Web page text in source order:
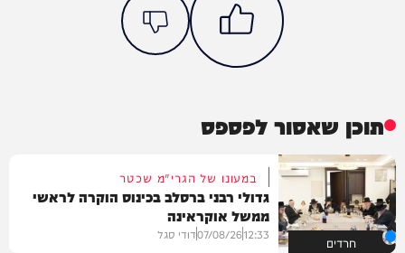
תוכן שאסור לפספס
חרדים
במעונו של הגרי"מ שכטר
גדולי רבני ברסלב בכינוס הוקרה לראשי
ממשל אוקראינה
12:33
07/08/26דודי סגל